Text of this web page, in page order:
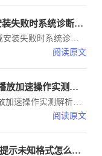
Google浏览器下载安装失败时系统诊断工具使用详解
介绍Google浏览器下载安装失败时系统诊断工具的使用方法，助力快速定位问题，提高故障排查效率。
阅读原文
Chrome浏览器视频播放加速操作实测解析
阅读原文
下载google浏览器后提示未知格式怎么打开